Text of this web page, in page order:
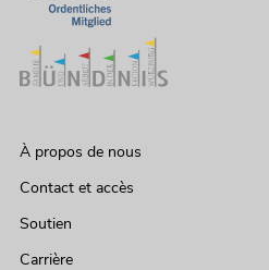
À propos de nous
Contact et accès
Soutien
Carrière